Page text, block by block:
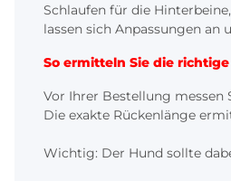
Schlaufen für die
lassen sich Anpassungen
So ermitteln Sie die richtige
Vor Ihrer Bestellung messen
Die exakte Rückenlänge
Wichtig: Der Hund sollte